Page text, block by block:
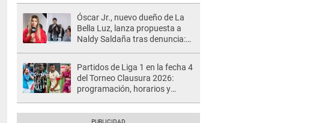
Óscar Jr., nuevo dueño de La
Bella Luz, lanza propuesta a
Naldy Saldaña tras denuncia:
Partidos de Liga 1 en la fecha 4
del Torneo Clausura 2026:
programación, horarios y